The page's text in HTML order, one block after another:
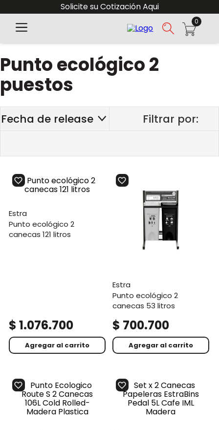
Solicite su Cotización Aqui
0
Punto ecológico 2
puestos
Fecha de release
estra
punto ecológico 2
canecas 121 litros
$ 1.076.700
Agregar al carrito
estra
punto ecológico 2
canecas 53 litros
$ 700.700
Agregar al carrito